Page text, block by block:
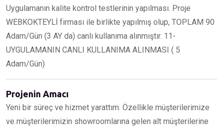
Uygulamanın kalite kontrol testlerinin yapılması. Proje
WEBKOKTEYLİ firması ile birlikte yapılmış olup, TOPLAM 90
Adam/Gün (3 AY da) canlı kullanıma alınmıştır. 11-
UYGULAMANIN CANLI KULLANIMA ALINMASI ( 5
Adam/Gün)
Projenin Amacı
Yeni bir süreç ve hizmet yarattım. Özellikle müşterilerimize
ve müşterilerimizin showroomlarına gelen alt müşterilerine